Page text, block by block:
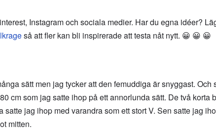
Instagram och sociala medier. Har du egna idéer?
så att fler kan bli inspirerade att testa nåt nytt. 😀 😀 😀
sätt men jag tycker att den femuddiga är snyggast.
cm som jag satte ihop på ett annorlunda sätt. De två korta
satte jag ihop med varandra som ett stort V. Sen satte jag
mitten.